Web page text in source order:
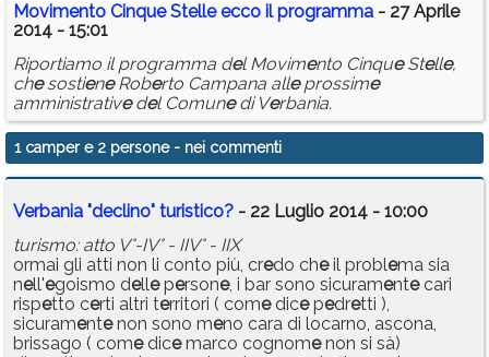
Movimento CinqueStelle ecco il programma - 27 Aprile
2014 - 15:01
Riportiamo il programma del Movimento CinqueStelle,
chesostieneRoberto Campana alleprossime
amministrativedel Comunedi Verbania.
1 camper e 2 persone- nei commenti
Verbania "declino" turistico? - 22 Luglio 2014 - 10:00
turismo: atto V°-IV° - IIV° - IIX
ormai gli atti non li conto più, credo cheil problema sia
nell'egoismo dellepersone, i bar sono sicuramentecari
rispetto certi altri territori ( comedicepedretti ),
sicuramentenon sono meno cara di locarno, ascona,
brissago ( comedicemarco cognomenon si sà)